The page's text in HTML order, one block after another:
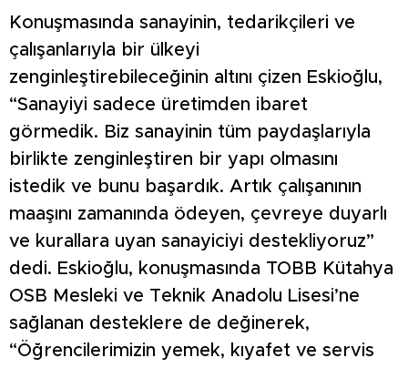
Konuşmasında sanayinin, tedarikçileri ve
çalışanlarıyla bir ülkeyi
zenginleştirebileceğinin altını çizen Eskioğlu,
“Sanayiyi sadece üretimden ibaret
görmedik. Biz sanayinin tüm paydaşlarıyla
birlikte zenginleştiren bir yapı olmasını
istedik ve bunu başardık. Artık çalışanının
maaşını zamanında ödeyen, çevreye duyarlı
ve kurallara uyan sanayiciyi destekliyoruz”
dedi. Eskioğlu, konuşmasında TOBB Kütahya
OSB Mesleki ve Teknik Anadolu Lisesi’ne
sağlanan desteklere de değinerek,
“Öğrencilerimizin yemek, kıyafet ve servis